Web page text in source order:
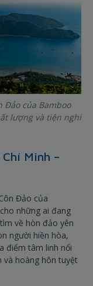
Đảo của Bamboo
lượng và tiện nghi
Minh –
Đảo của
những ai đang
về hòn đảo yên
người hiền hòa,
điểm tâm linh nổi
và hoàng hôn tuyệt